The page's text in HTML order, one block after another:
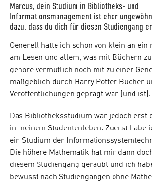
Marcus, dein Studium in Bibliotheks- und
Informationsmanagement ist eher
dazu, dass du dich für diesen Studiengang
Generell hatte ich schon von klein an ein
am Lesen und allem, was mit Büchern
gehöre vermutlich noch mit zu einer
maßgeblich durch Harry Potter Bücher
Veröffentlichungen geprägt war (und ist).
Das Bibliotheksstudium war jedoch erst
in meinem Studentenleben. Zuerst habe
ein Studium der
Die höhere Mathematik hat mir dann
diesem Studiengang geraubt und ich
bewusst nach Studiengängen ohne